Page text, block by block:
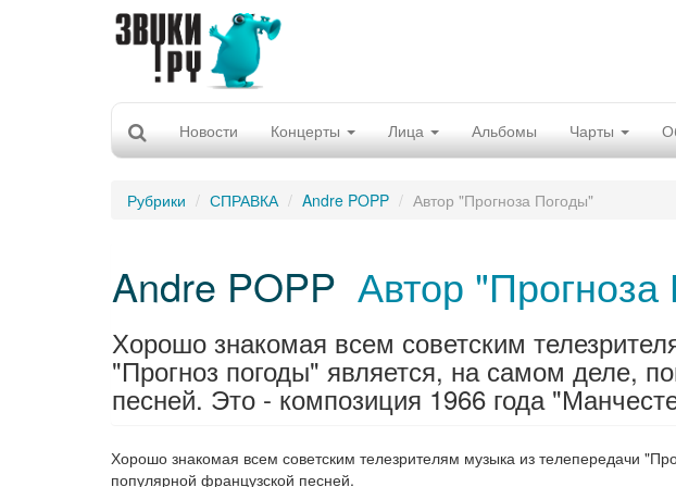
Новости Концерты Лица Альбомы Чарты
Рубрики СПРАВКА Andre POPP Автор "Прогноза Погоды"
Andre POPP Автор
Хорошо знакомая всем советским
"Прогноз погоды" является, на самом деле,
песней. Это - композиция 1966 года
Хорошо знакомая всем советским телезрителям музыка из телепередачи
популярной французской песней.